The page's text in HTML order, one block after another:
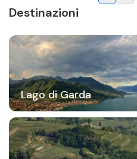
Destinazioni
Lago di Garda